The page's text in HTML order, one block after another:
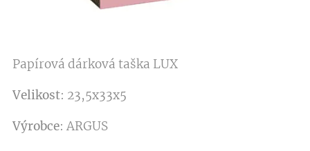
Papírová dárková taška LUX
Velikost: 23,5x33x5
Výrobce: ARGUS